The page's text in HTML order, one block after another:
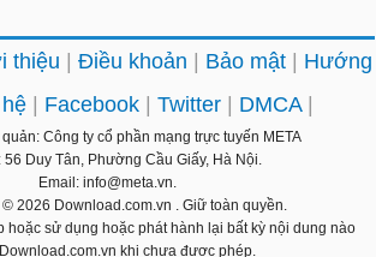
thiệu Điều khoản Bảo mật
Hướng
Facebook Twitter DMCA
Công ty cổ phần mạng trực tuyến META
Duy Tân, Phường Cầu Giấy, Hà Nội.
Email: info@meta.vn.
© 2026 Download.com.vn . Giữ toàn quyền.
hoặc sử dụng hoặc phát hành lại bất kỳ nội dung nào
khi chưa được phép.